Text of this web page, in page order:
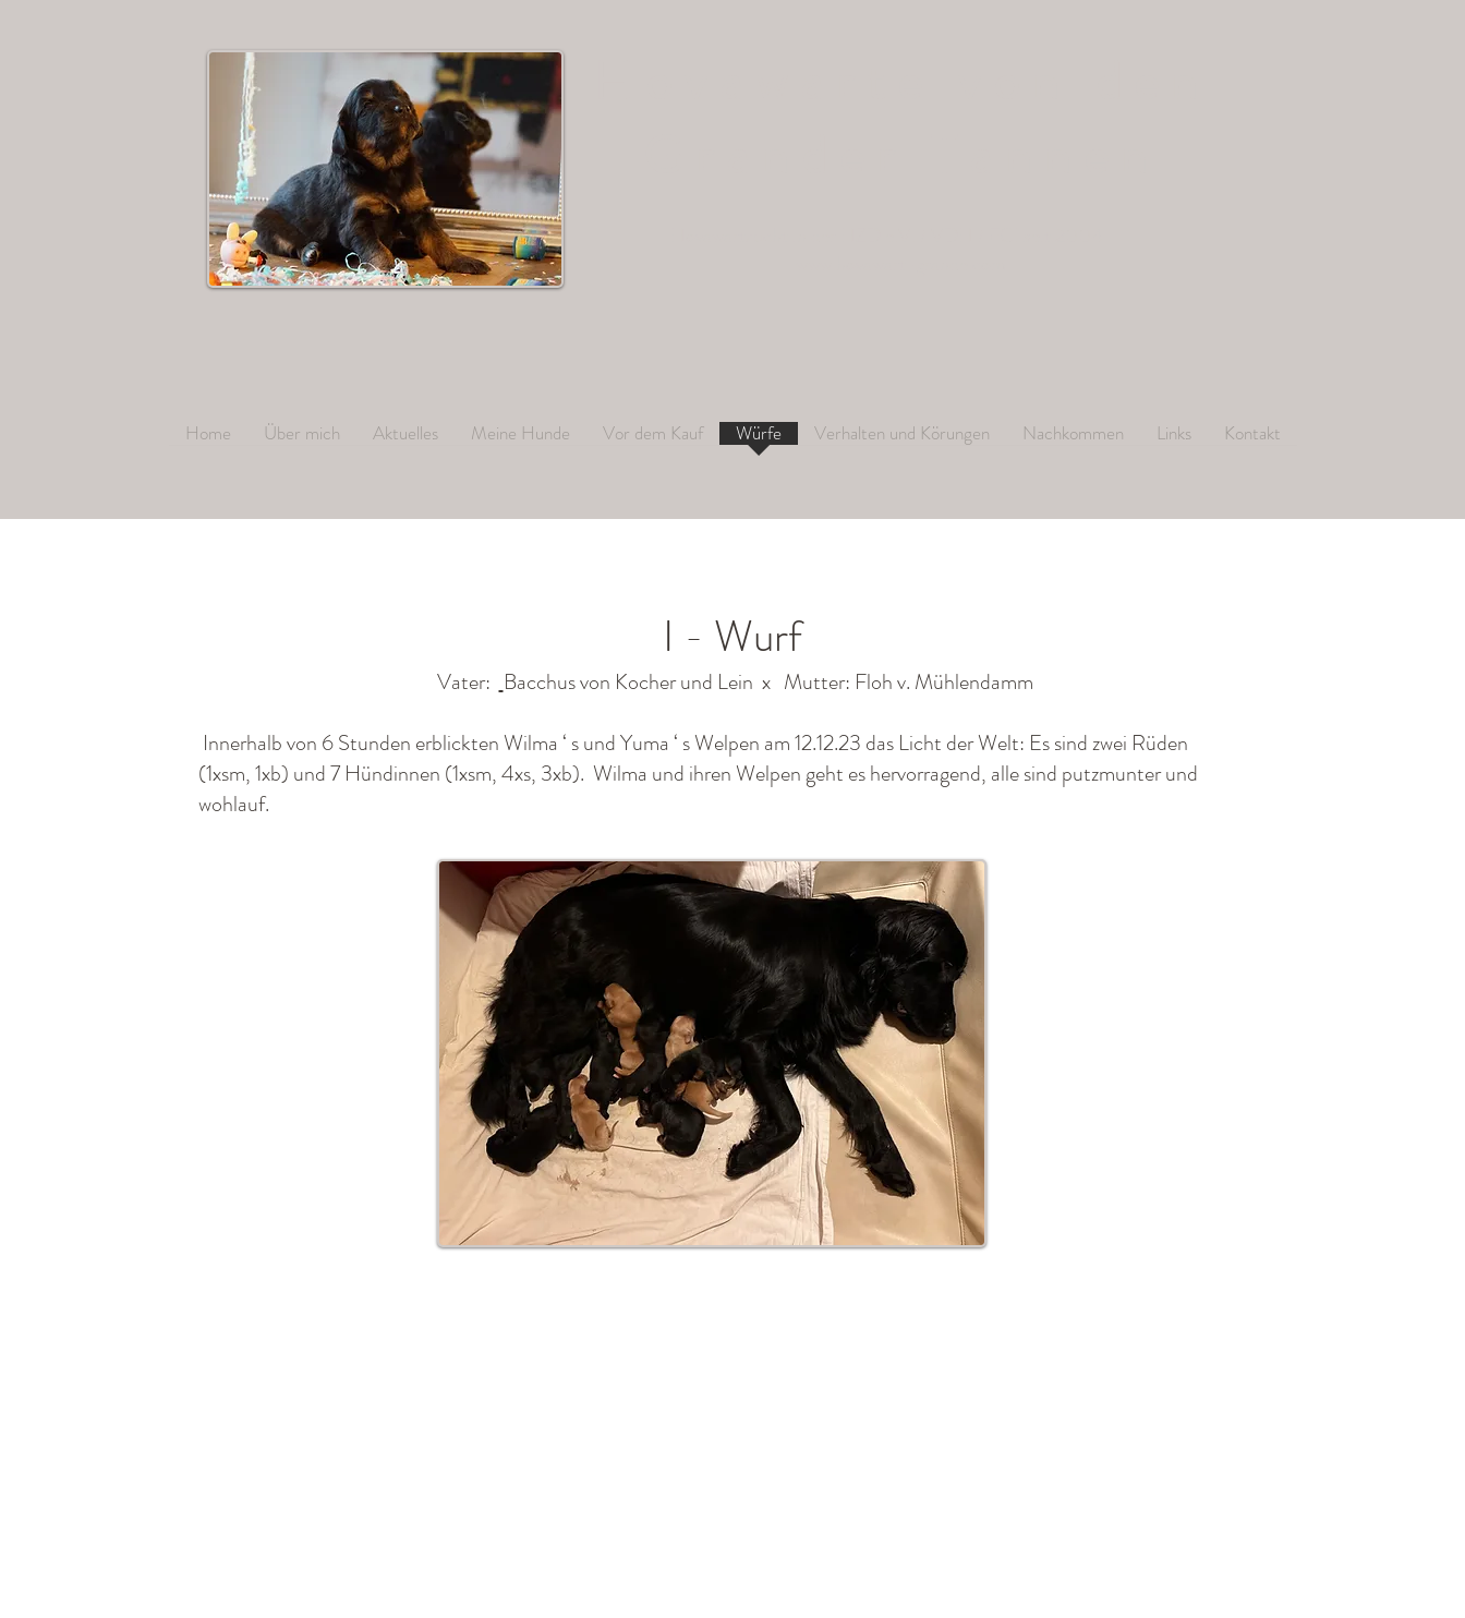
Home Über mich Aktuelles Meine Hunde Vor dem Kauf Würfe Verhalten und Körungen Nachkommen Links Kontakt
I - Wurf
Vater:Bacchus von Kocher und Lein x Mutter: Floh v. Mühlendamm
Innerhalb von 6 Stunden erblickten Wilma ‘ s und Yuma ‘ s Welpen am 12.12.23 das Licht der Welt: Es sind zwei Rüden
(1xsm, 1xb) und 7 Hündinnen (1xsm, 4xs, 3xb). Wilma und ihren Welpen geht es hervorragend, alle sind putzmunter und
wohlauf.